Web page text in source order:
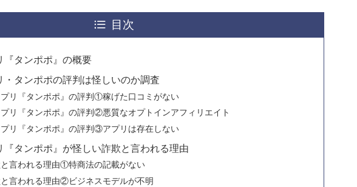
目次
『タンポポ』の概要
・タンポポの評判は怪しいのか調査
リ『タンポポ』の評判①稼げた口コミがない
リ『タンポポ』の評判②悪質なオプトインアフィリエイト
リ『タンポポ』の評判③アプリは存在しない
『タンポポ』が怪しい詐欺と言われる理由
言われる理由①特商法の記載がない
言われる理由②ビジネスモデルが不明